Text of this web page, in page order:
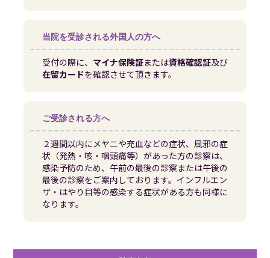
当院を受診される外国人の方へ
受付の際に、 マイナ保険証または資格確認証及び
在留カードを確認させて頂きます。
ご受診される方へ
２週間以内にメヤニや充血などの症状、風邪の症
状（発熱・咳・咽頭痛等）があった方の診察は、
感染予防のため、午前の最後の診察または午後の
最後の診察をご案内しております。インフルエン
ザ・はやり目等の感染する症状がある方も同様に
なります。